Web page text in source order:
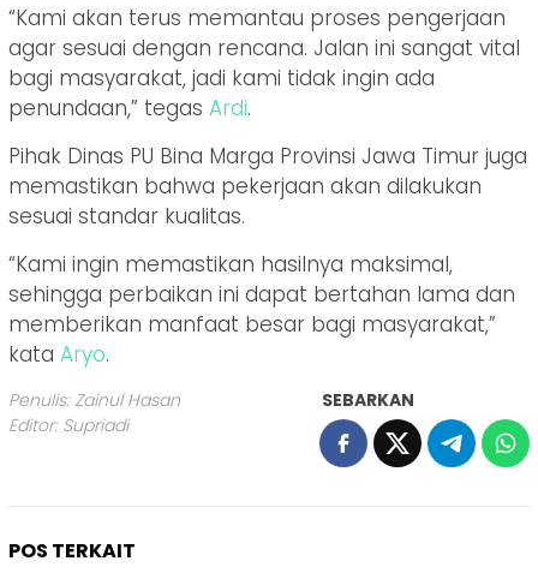
“Kami akan terus memantau proses pengerjaan
agar sesuai dengan rencana. Jalan ini sangat vital
bagi masyarakat, jadi kami tidak ingin ada
penundaan,” tegas Ardi.
Pihak Dinas PU Bina Marga Provinsi Jawa Timur juga
memastikan bahwa pekerjaan akan dilakukan
sesuai standar kualitas.
“Kami ingin memastikan hasilnya maksimal,
sehingga perbaikan ini dapat bertahan lama dan
memberikan manfaat besar bagi masyarakat,”
kata Aryo.
Penulis: Zainul Hasan
Editor: Supriadi
SEBARKAN
POS TERKAIT